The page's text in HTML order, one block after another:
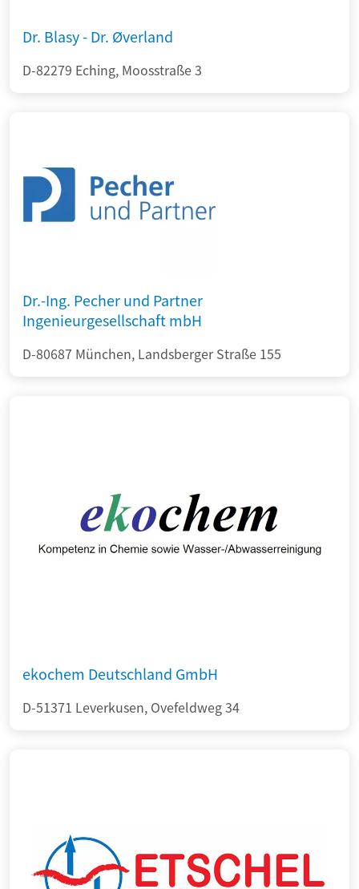
Dr. Blasy - Dr. Øverland
D-82279 Eching, Moosstraße 3
Dr.-Ing. Pecher und Partner
Ingenieurgesellschaft mbH
D-80687 München, Landsberger Straße 155
ekochem Deutschland GmbH
D-51371 Leverkusen, Ovefeldweg 34